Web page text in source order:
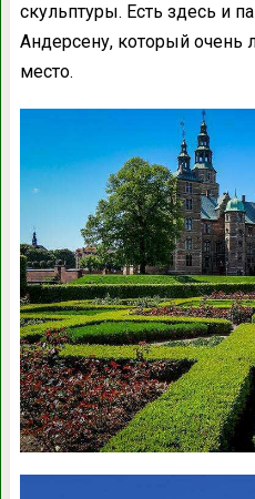
скульптуры. Есть здесь и
Андерсену, который очень
место.